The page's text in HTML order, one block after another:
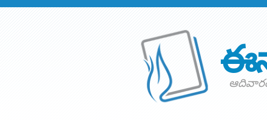
ఆదివారం